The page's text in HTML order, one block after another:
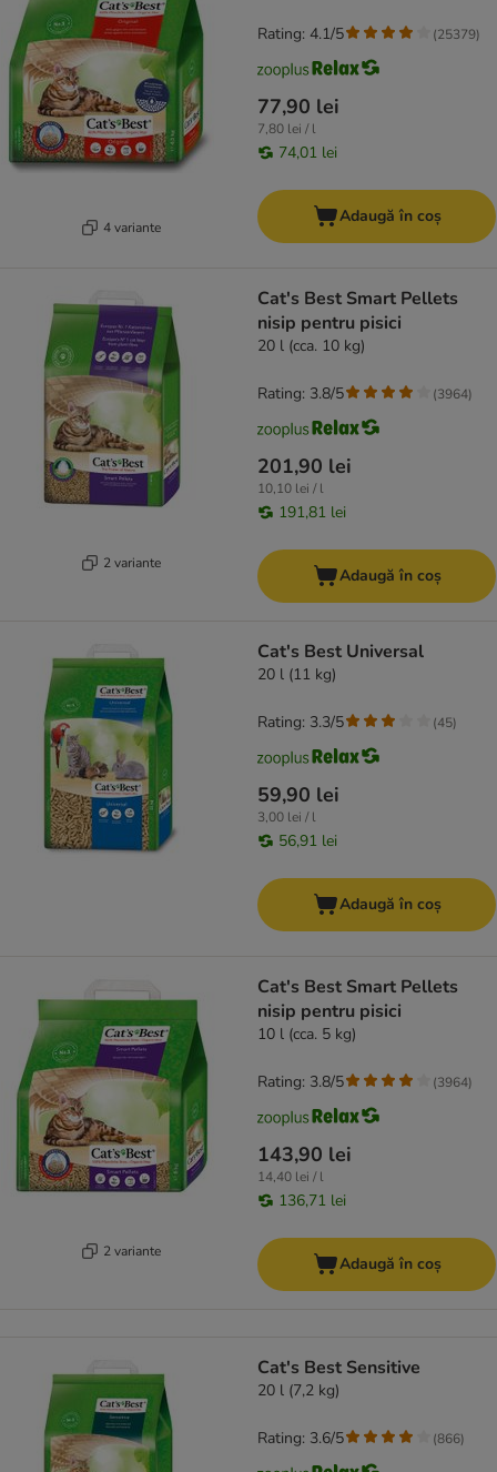
4 variante
77,90 lei
7,80 lei / l
74,01 lei
Rating: 4.1/5 (25379)
Adaugă în coș
2 variante
Cat's Best Smart Pellets
nisip pentru pisici
20 l (cca. 10 kg)
201,90 lei
10,10 lei / l
191,81 lei
Rating: 3.8/5 (3964)
Adaugă în coș
Cat's Best Universal
20 l (11 kg)
59,90 lei
3,00 lei / l
56,91 lei
Rating: 3.3/5 (45)
Adaugă în coș
2 variante
Cat's Best Smart Pellets
nisip pentru pisici
10 l (cca. 5 kg)
143,90 lei
14,40 lei / l
136,71 lei
Rating: 3.8/5 (3964)
Adaugă în coș
Cat's Best Sensitive
20 l (7,2 kg)
Rating: 3.6/5 (866)